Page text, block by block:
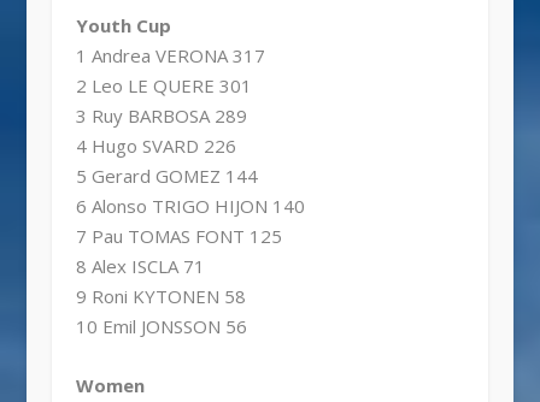
Youth Cup
1 Andrea VERONA 317
2 Leo LE QUERE 301
3 Ruy BARBOSA 289
4 Hugo SVARD 226
5 Gerard GOMEZ 144
6 Alonso TRIGO HIJON 140
7 Pau TOMAS FONT 125
8 Alex ISCLA 71
9 Roni KYTONEN 58
10 Emil JONSSON 56
Women